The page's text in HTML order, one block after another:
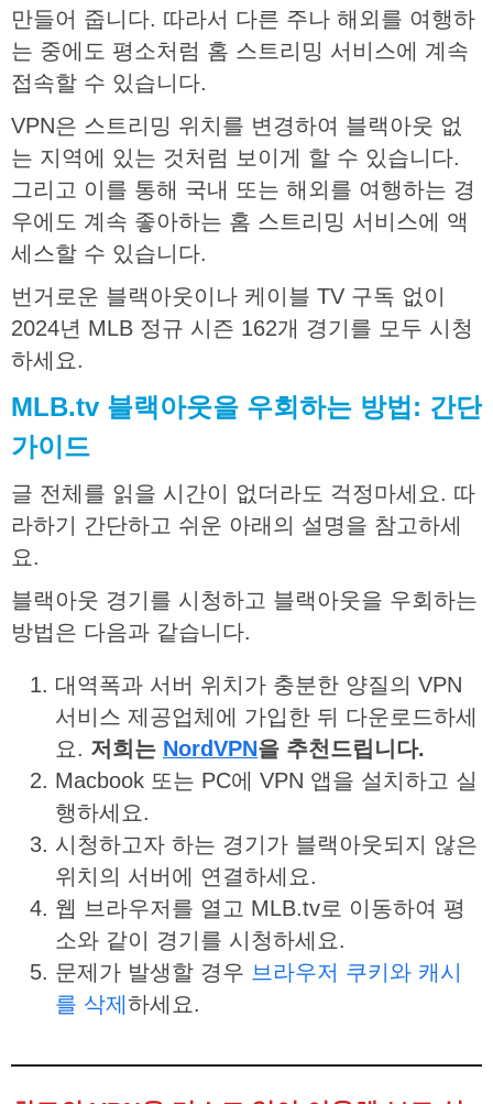
만들어 줍니다. 따라서 다른 주나 해외를 여행하
는 중에도 평소처럼 홈 스트리밍 서비스에
계속
접속할 수 있습니다.
VPN은 스트리밍 위치를 변경하여 블랙아웃 없
는 지역에 있는 것처럼 보이게 할 수 있습니다.
그리고 이를 통해 국내 또는 해외를 여행하는 경
우에도 계속 좋아하는 홈 스트리밍 서비스에
액
세스할 수 있습니다.
번거로운 블랙아웃이나 케이블 TV 구독 없이
2024년 MLB 정규 시즌 162개 경기를 모두 시청
하세요.
MLB.tv 블랙아웃을 우회하는 방법 : 간단
가이드
글 전체를 읽을 시간이 없더라도 걱정마세요. 따
라하기 간단하고 쉬운 아래의 설명을 참고하세
요.
블랙아웃 경기를 시청하고 블랙아웃을 우회하는
방법은 다음과 같습니다.
대역폭과 서버 위치가 충분한 양질의 VPN
서비스 제공업체에 가입한 뒤 다운로드하세
요. 저희는 NordVPN을 추천드립니다.
Macbook 또는 PC에 VPN 앱을 설치하고 실
행하세요.
시청하고자 하는 경기가 블랙아웃되지 않은
위치의 서버에 연결하세요.
웹 브라우저를 열고 MLB.tv로 이동하여 평
소와 같이 경기를 시청하세요.
문제가 발생할 경우 브라우저 쿠키와 캐시
를 삭제 하세요.